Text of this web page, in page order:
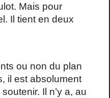
Mais pour
Il tient en deux
ou non du plan
il est absolument
Il n’y a, au